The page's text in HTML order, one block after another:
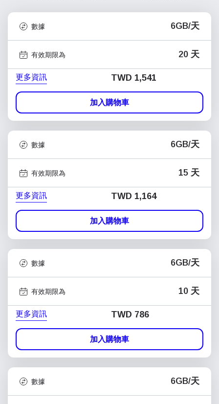
數據 6GB/天
有效期限為 20 天
更多資訊 TWD 1,541
加入購物車
數據 6GB/天
有效期限為 15 天
更多資訊 TWD 1,164
加入購物車
數據 6GB/天
有效期限為 10 天
更多資訊 TWD 786
加入購物車
數據 6GB/天